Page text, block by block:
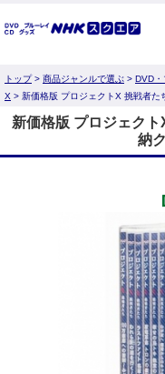
トップ> 商品ジャンルで選ぶ > DVD・
X > 新価格版 プロジェクトX 挑戦者た
新価格版 プロジェク
納